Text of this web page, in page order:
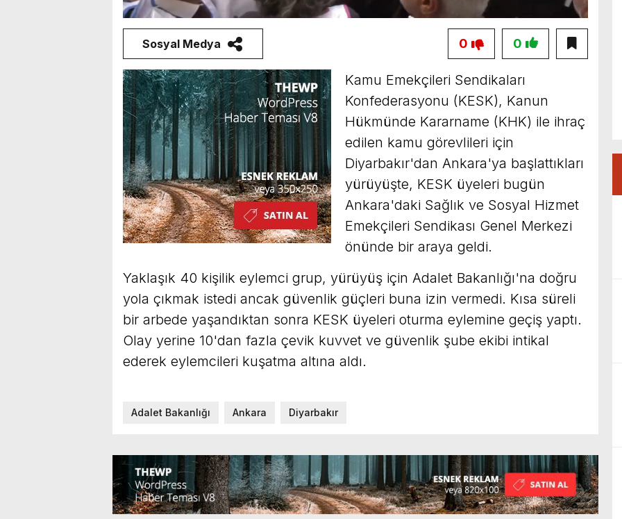
Sosyal Medya 0
0
Kamu Emekçileri Sendikaları
Konfederasyonu (KESK), Kanun
Hükmünde Kararname (KHK) ile ihraç
edilen kamu görevlileri için
Diyarbakır'dan Ankara'ya başlattıkları
yürüyüşte, KESK üyeleri bugün
Ankara'daki Sağlık ve Sosyal Hizmet
Emekçileri Sendikası Genel Merkezi
önünde bir araya geldi.
Yaklaşık 40 kişilik eylemci grup, yürüyüş için Adalet Bakanlığı'na doğru
yola çıkmak istedi ancak güvenlik güçleri buna izin vermedi. Kısa süreli
bir arbede yaşandıktan sonra KESK üyeleri oturma eylemine geçiş yaptı.
Olay yerine 10'dan fazla çevik kuvvet ve güvenlik şube ekibi intikal
ederek eylemcileri kuşatma altına aldı.
Adalet Bakanlığı Ankara Diyarbakır